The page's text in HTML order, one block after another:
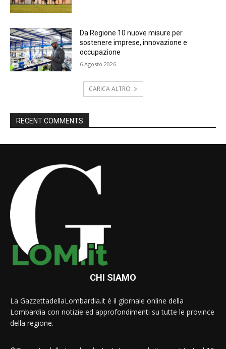
Da Regione 10 nuove misure per
sostenere imprese, innovazione e
occupazione
6 Agosto 2026
CARICA ALTRO
RECENT COMMENTS
CHI SIAMO
La GazzettadellaLombardia.it è il giornale online della
Lombardia con notizie ed approfondimenti su tutte le province
della regione.